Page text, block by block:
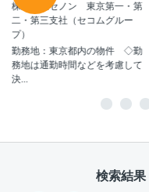
株式会社セノン 東京第一・第
二・第三支社（セコムグルー
プ）
勤務地：東京都内の物件 ◇勤
務地は通勤時間などを考慮して
決...
検索結果